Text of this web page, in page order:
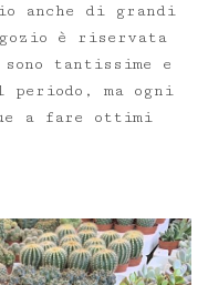
anche di grandi
è riservata
tantissime e
periodo, ma ogni
a fare ottimi